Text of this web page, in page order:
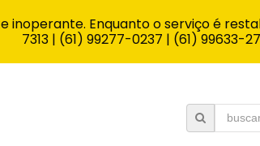
Enquanto o serviço é
7313 | (61) 99277-0237 | (61) 99633-